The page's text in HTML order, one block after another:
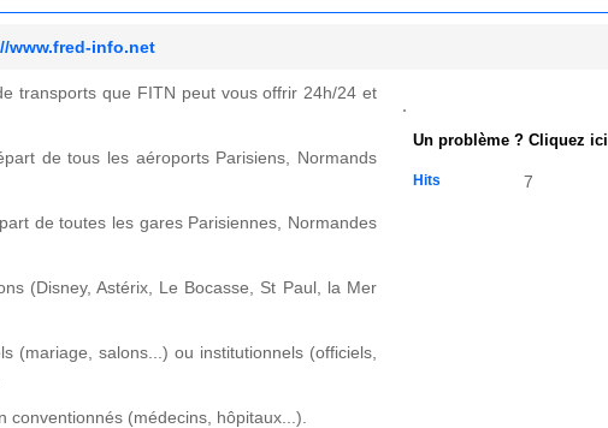
www.fred-info.net
transports que FITN peut vous offrir 24h/24 et
de tous les aéroports Parisiens, Normands
de toutes les gares Parisiennes, Normandes
(Disney, Astérix, Le Bocasse, St Paul, la Mer
(mariage, salons...) ou institutionnels (officiels,
conventionnés (médecins, hôpitaux...).
Un problème ? Cliquez ici
Hits 7